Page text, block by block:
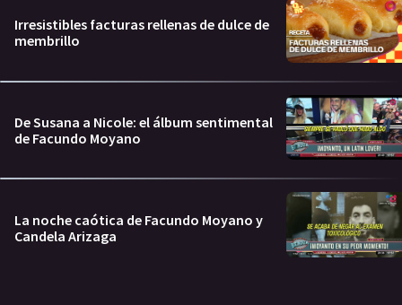
Irresistibles facturas rellenas de dulce de
membrillo
De Susana a Nicole: el álbum sentimental
de Facundo Moyano
La noche caótica de Facundo Moyano y
Candela Arizaga